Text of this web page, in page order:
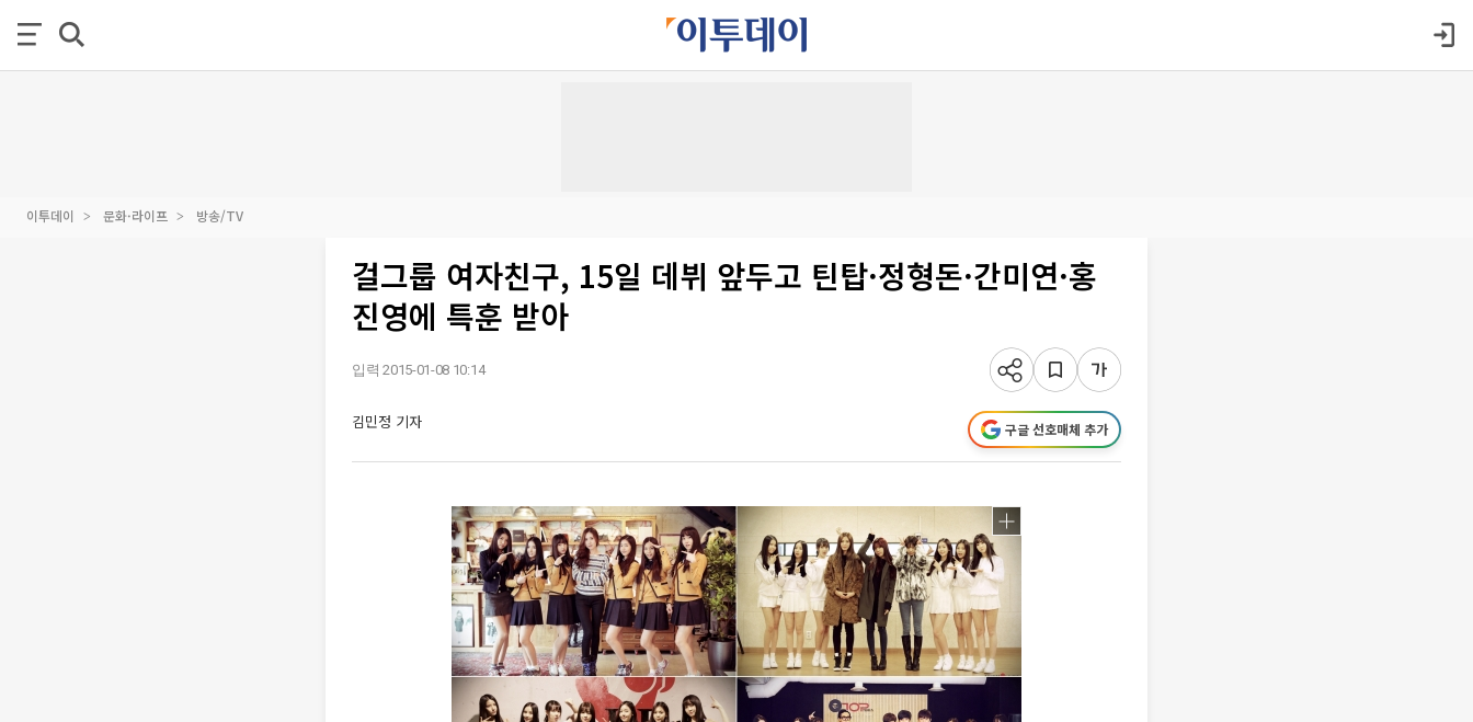
이투데이 문화·라이프 방송/TV
걸그룹 여자친구, 15일 데뷔 앞두고 틴탑·정형돈·간미연·홍
진영에 특훈 받아
입력 2015-01-08 10:14
김민정 기자 구글 선호매체 추가